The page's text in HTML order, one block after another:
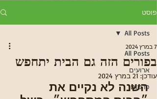
פוסט
All Posts
ארועים
פרסום
All Posts
בפורים הזה גם הבית יתחפש
7 במרץ 2024
עודכן: 21 במרץ 2024
השנה לא נקיים את